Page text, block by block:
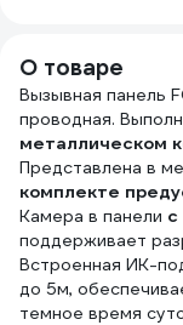
О товаре
Вызывная панель
проводная.
металлическом
Представлена в
комплекте
Камера в панели с
поддерживает
Встроенная ИК-
до 5м,
темное время